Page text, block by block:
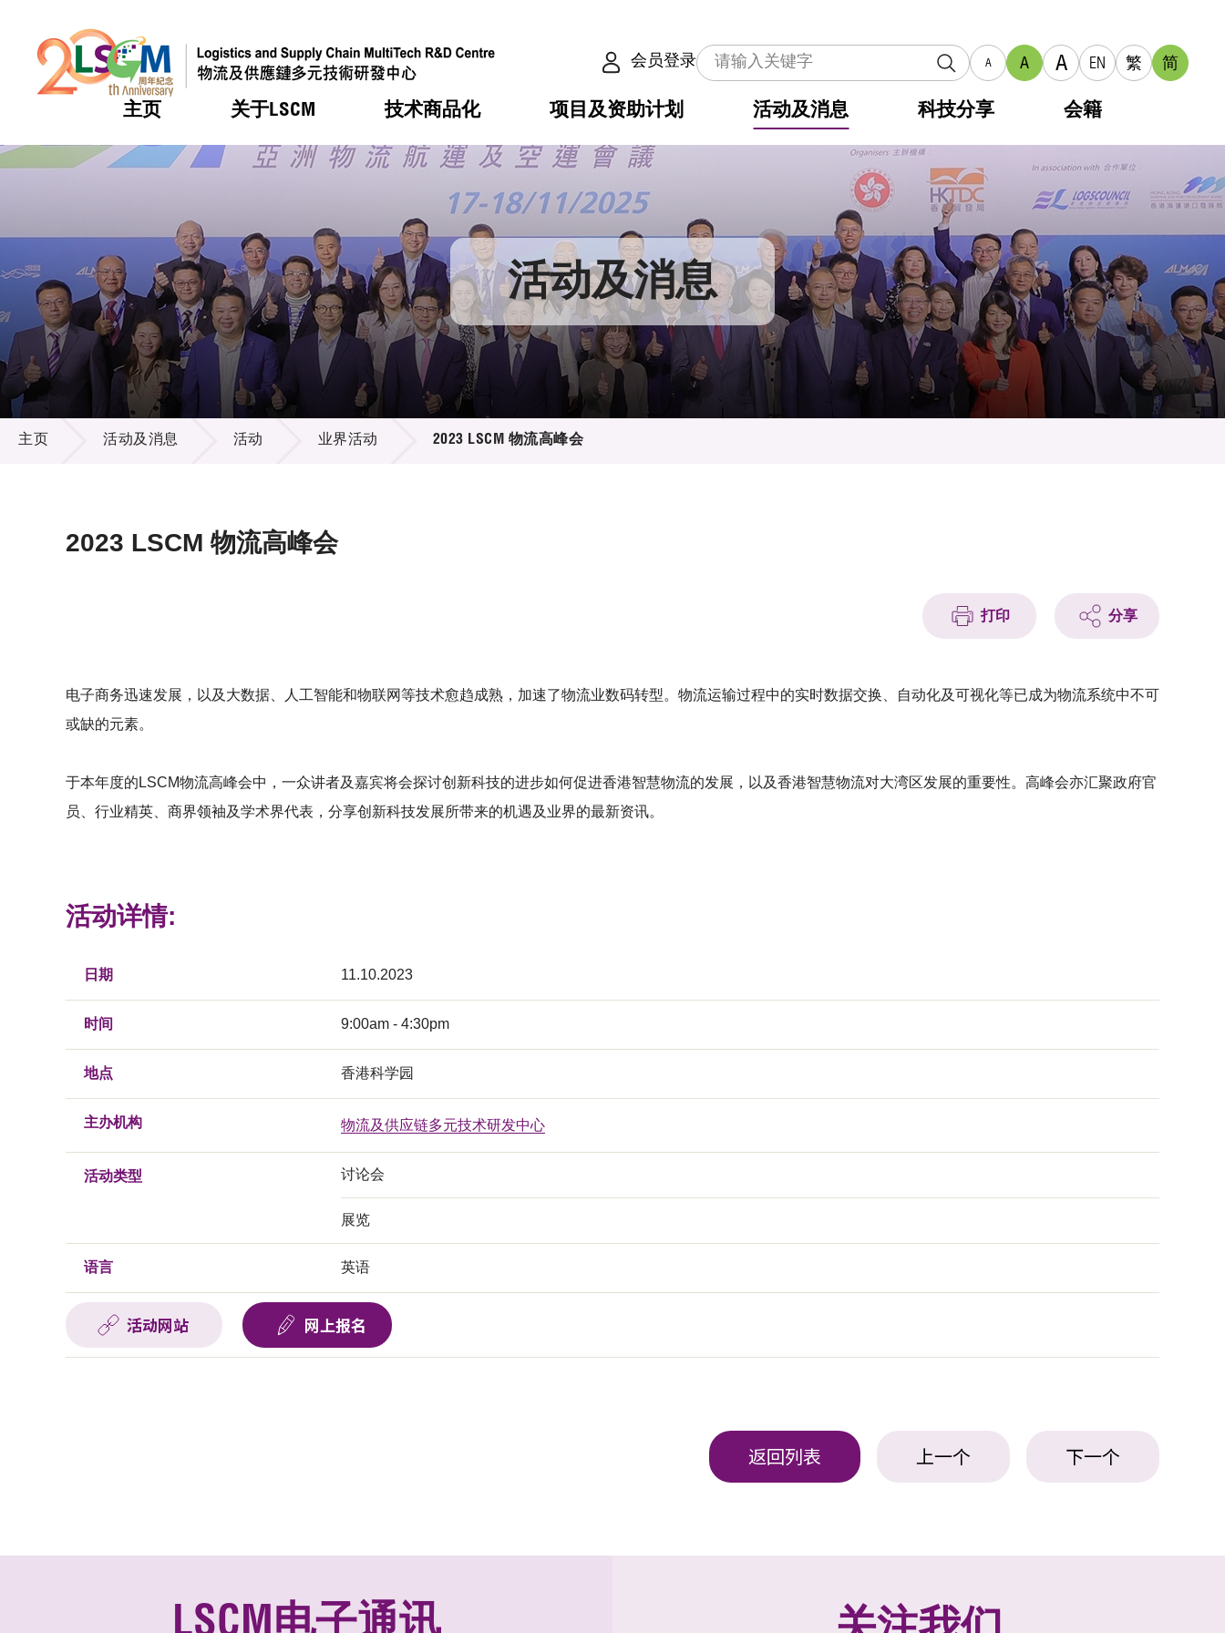
会员登录 A A A EN 繁 简
主页 关于LSCM
热门 机构简介
组织架构
组织架构
董事局
研究顾问
招标通告
技术商品化
热门 服务
可获授权之技术
应用于公共服务之创新技术
重点项目
项目及资助计划
热门 合作计划
资助计划
资助计划
税务优惠
申请
评审
征求研发项目计划书
项目资料库
活动及消息
热门 活动
奖项
新闻中心
媒体报导
新闻稿
资讯中心
多媒体
出版刊物
科技分享 会籍
热门 会籍及服务
会员列表
会员登入 活动及消息
活动及消息
主页 活动及消息 活动 业界活动 2023 LSCM 物流高峰会
2023 LSCM 物流高峰会
打印 分享
电子商务迅速发展，以及大数据、人工智能和物联网等技术愈趋成熟，加速了物流业数码转型。物流运输过程中的实时数据交换、自动化及可视化等已成为物流系统中不可
或缺的元素。
于本年度的LSCM物流高峰会中，一众讲者及嘉宾将会探讨创新科技的进步如何促进香港智慧物流的发展，以及香港智慧物流对大湾区发展的重要性。高峰会亦汇聚政府官
员、行业精英、商界领袖及学术界代表，分享创新科技发展所带来的机遇及业界的最新资讯。
活动详情:
日期 11.10.2023
时间 9:00am - 4:30pm
地点 香港科学园
主办机构 物流及供应链多元技术研发中心
活动类型 讨论会
展览
语言 英语
活动网站 网上报名
返回列表 上一个 下一个